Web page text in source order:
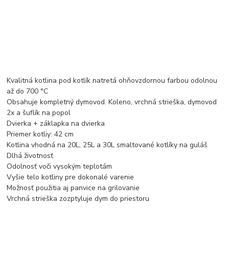
Kvalitná kotlina pod kotlík natretá ohňovzdornou farbou odolnou
až do 700 °C
Obsahuje kompletný dymovod. Koleno, vrchná strieška, dymovod
2x a šuflík na popol
Dvierka + záklapka na dvierka
Priemer kotliy: 42 cm
Kotlina vhodná na 20L, 25L a 30L smaltované kotlíky na guláš
Dlhá životnosť
Odolnosť voči vysokým teplotám
Vyšie telo kotliny pre dokonalé varenie
Možnosť použitia aj panvice na grilovanie
Vrchná strieška zozptyluje dym do priestoru